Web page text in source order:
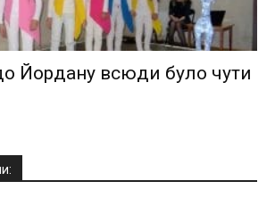
Йордану всюди було чути